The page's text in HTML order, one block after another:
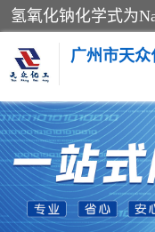
广州市天众
亚硝酸钠
纯碱